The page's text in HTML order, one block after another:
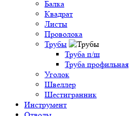
Балка
Квадрат
Листы
Проволока
Трубы
Труба п/ш
Труба профильная
Уголок
Швеллер
Шестигранник
Инструмент